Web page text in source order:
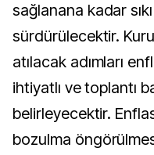
sağlanana kadar
sürdürülecektir.
atılacak adımları
ihtiyatlı ve toplantı
belirleyecektir.
bozulma